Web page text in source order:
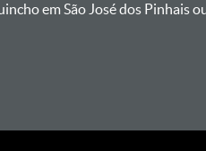
em São José dos Pinhais